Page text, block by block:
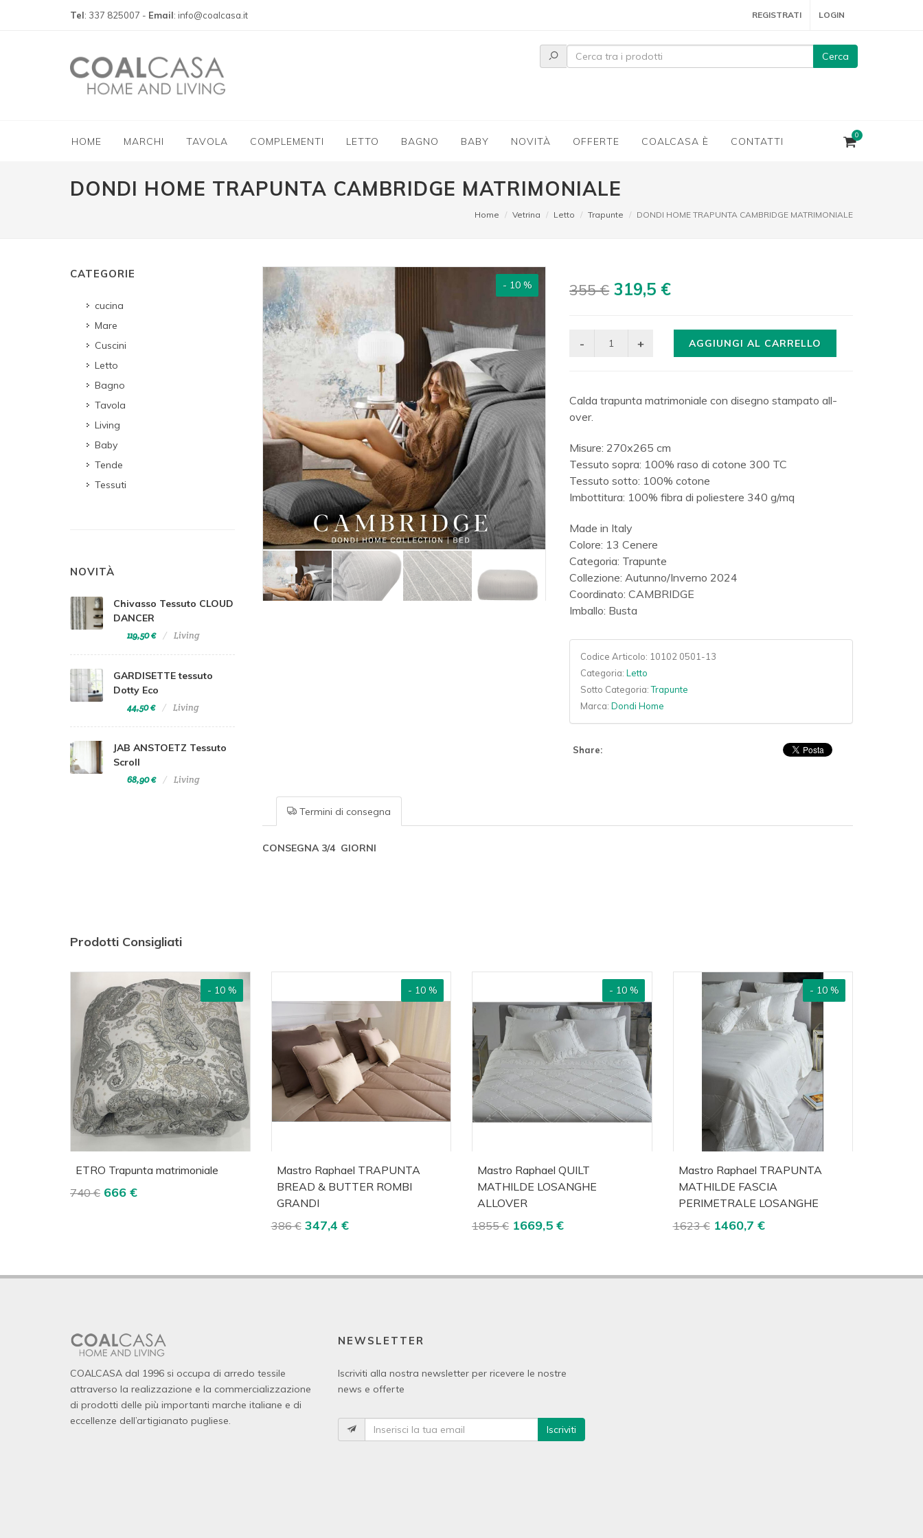
Tel: 337 825007 - Email: info@coalcasa.it REGISTRATI LOGIN
Cerca
HOME MARCHI TAVOLA COMPLEMENTI LETTO BAGNO BABY NOVITÀ OFFERTE COALCASA È CONTATTI
0
DONDI HOME TRAPUNTA CAMBRIDGE MATRIMONIALE
Home Vetrina Letto Trapunte DONDI HOME TRAPUNTA CAMBRIDGE MATRIMONIALE
- 10 % 355 € 319,5 €
AGGIUNGI AL CARRELLO
Calda trapunta matrimoniale con disegno stampato all-
over.
Misure: 270x265 cm
Tessuto sopra: 100% raso di cotone 300 TC
Tessuto sotto: 100% cotone
Imbottitura: 100% fibra di poliestere 340 g/mq
Made in Italy
Colore: 13 Cenere
Categoria: Trapunte
Collezione: Autunno/Inverno 2024
Coordinato: CAMBRIDGE
Imballo: Busta
Codice Articolo: 10102 0501-13
Categoria:Letto
Sotto Categoria:Trapunte
Marca:Dondi Home
Share:
Termini di consegna
CONSEGNA 3/4 GIORNI
CATEGORIE
cucina
Mare
Cuscini
Letto
Bagno
Tavola
Living
Baby
Tende
Tessuti
NOVITÀ
Chivasso Tessuto CLOUD
DANCER
119,50 € Living
GARDISETTE tessuto
Dotty Eco
44,50 € Living
JAB ANSTOETZ Tessuto
Scroll
68,90 € Living
Prodotti Consigliati
- 10 %
Acquista Visualizza
ETRO Trapunta matrimoniale
740 € 666 €
- 10 %
Acquista Visualizza
Mastro Raphael TRAPUNTA
BREAD & BUTTER ROMBI
GRANDI
386 € 347,4 €
- 10 %
Acquista
Mastro Raphael QUILT
MATHILDE LOSANGHE
ALLOVER
1855 € 1669,5 €
- 10 %
Acquista Visualizza
Mastro Raphael TRAPUNTA
MATHILDE FASCIA
PERIMETRALE LOSANGHE
1623 € 1460,7 €
COALCASA dal 1996 si occupa di arredo tessile
attraverso la realizzazione e la commercializzazione
di prodotti delle più importanti marche italiane e di
eccellenze dell’artigianato pugliese.
NEWSLETTER
Iscriviti alla nostra newsletter per ricevere le nostre
news e offerte
Iscriviti